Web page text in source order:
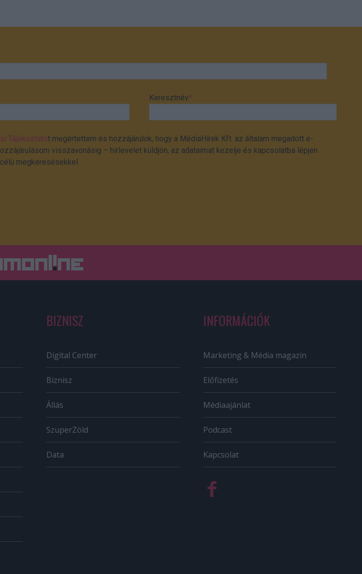
Keresztnév*
Tájékoztatót megértettem és hozzájárulok, hogy a MédiaHírek Kft. az általam megadott e-
visszavonásig – hírlevelet küldjön, az adataimat kezelje és kapcsolatba lépjen
megkeresésekkel.
BIZNISZ
Digital Center
Biznisz
Állás
SzuperZöld
Data
INFORMÁCIÓK
Marketing & Média magazin
Előfizetés
Médiaajánlat
Podcast
Kapcsolat